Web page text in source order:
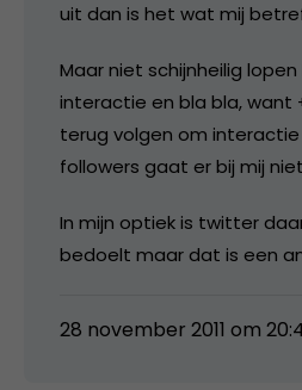
uit dan is het wat mij
Maar niet schijnheilig
interactie en bla bla, want
terug volgen om
followers gaat er bij mij
In mijn optiek is twitter
bedoelt maar dat is een
28 november 2011 om